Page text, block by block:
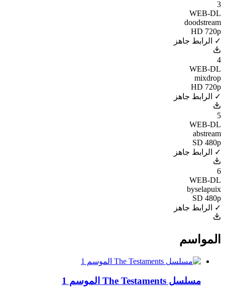
3
WEB-DL
doodstream
HD 720p
✓ الرابط جاهز
4
WEB-DL
mixdrop
HD 720p
✓ الرابط جاهز
5
WEB-DL
abstream
SD 480p
✓ الرابط جاهز
6
WEB-DL
byselapuix
SD 480p
✓ الرابط جاهز
المواسم
مسلسل The Testaments الموسم 1